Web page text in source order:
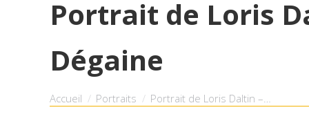
Portrait de Loris
Dégaine
Vous êtes ici :
Accueil Portraits Portrait de Loris Daltin –…